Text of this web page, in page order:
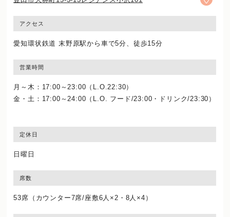
アクセス
愛知環状鉄道 末野原駅から車で5分、徒歩15分
営業時間
月～木：17:00～23:00（L.O.22:30）
金・土：17:00～24:00（L.O. フード/23:00・ドリンク/23:30）
定休日
日曜日
席数
53席（カウンター7席/座敷6人×2・8人×4）